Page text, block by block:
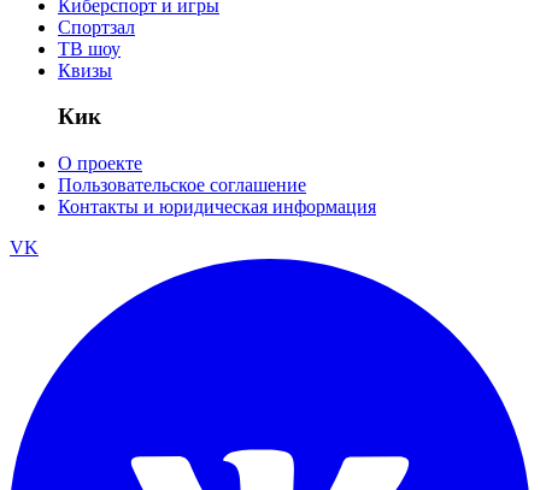
Киберспорт и игры
Спортзал
ТВ шоу
Квизы
Кик
О проекте
Пользовательское соглашение
Контакты и юридическая информация
VK